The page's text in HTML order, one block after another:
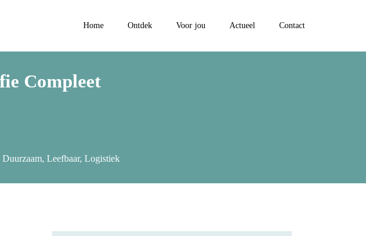
Home Ontdek Voor jou Actueel Contact
Compleet
Duurzaam, Leefbaar, Logistiek